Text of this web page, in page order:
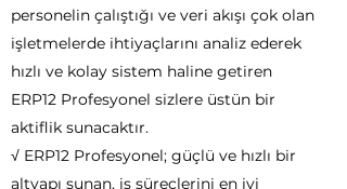
personelin çalıştığı ve veri akışı çok olan
işletmelerde ihtiyaçlarını analiz ederek
hızlı ve kolay sistem haline getiren
ERP12 Profesyonel sizlere üstün bir
aktiflik sunacaktır.
√ ERP12 Profesyonel; güçlü ve hızlı bir
altyapı sunan, iş süreçlerini en iyi